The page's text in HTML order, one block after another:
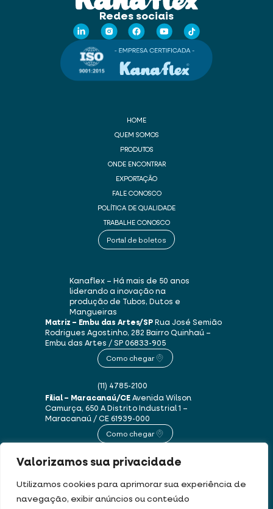
Valorizamos sua privacidade
Utilizamos cookies para aprimorar sua experiência de
navegação, exibir anúncios ou conteúdo
Redes sociais
HOME
QUEM SOMOS
PRODUTOS
ONDE ENCONTRAR
EXPORTAÇÃO
FALE CONOSCO
POLÍTICA DE QUALIDADE
TRABALHE CONOSCO
Portal de boletos
Kanaflex – Há mais de 50 anos
liderando a inovação na
produção de Tubos, Dutos e
Mangueiras
Matriz – Embu das Artes/SPRua José Semião
Rodrigues Agostinho, 282 Bairro Quinhaú –
Embu das Artes / SP06833-905
Como chegar
(11) 4785-2100
Filial – Maracanaú/CEAvenida Wilson
Camurça, 650 ADistrito Industrial 1 –
Maracanaú / CE61939-000
Como chegar
(85) 3250-1235